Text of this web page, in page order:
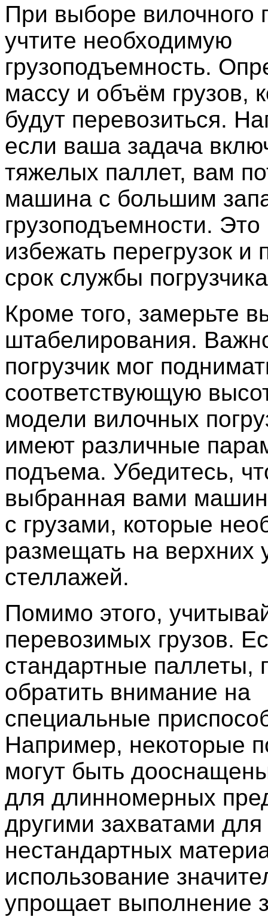
При выборе вилочного
учтите необходимую
грузоподъемность.
массу и объём грузов,
будут перевозиться.
если ваша задача
тяжелых паллет, вам
машина с большим
грузоподъемности. Это
избежать перегрузок и
срок службы
Кроме того, замерьте
штабелирования.
погрузчик мог
соответствующую
модели вилочных
имеют различные
подъема. Убедитесь,
выбранная вами
с грузами, которые
размещать на верхних
стеллажей.
Помимо этого,
перевозимых грузов.
стандартные паллеты,
обратить внимание на
специальные
Например, некоторые
могут быть
для длинномерных
другими захватами для
нестандартных
использование
упрощает выполнение